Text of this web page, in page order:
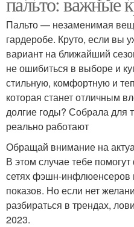
Пальто — незаменимая
гардеробе. Круто, если вы
вариант на ближайший
не ошибиться в выборе и
стильную, комфортную и
которая станет отличным
долгие годы? Собрала для
реально работают
Обращай внимание на
В этом случае тебе
сетях фэшн-инфлюенсеров
показов. Но если нет
разбираться в трендах,
2023.